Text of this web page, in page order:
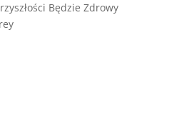
Będzie Zdrowy